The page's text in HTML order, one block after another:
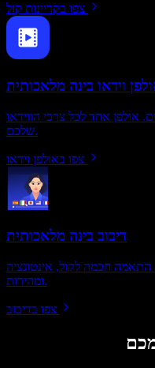
צפו בקריינות קול
וידאו בינה מלאכותית
אולפן אחד לכל צרכי הווידאו
שלכם.
צפו באולפן וידאו
דיבוב בינה מלאכותית
התאמה חכמה לקול, אינטונציה
ומהירות.
צפו בדיבוב